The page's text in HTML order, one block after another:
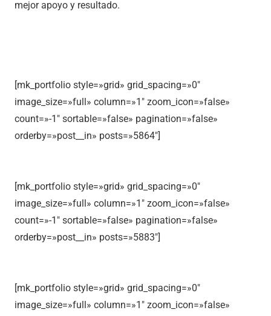
mejor apoyo y resultado.
[mk_portfolio style=»grid» grid_spacing=»0″
image_size=»full» column=»1″ zoom_icon=»false»
count=»-1″ sortable=»false» pagination=»false»
orderby=»post__in» posts=»5864″]
[mk_portfolio style=»grid» grid_spacing=»0″
image_size=»full» column=»1″ zoom_icon=»false»
count=»-1″ sortable=»false» pagination=»false»
orderby=»post__in» posts=»5883″]
[mk_portfolio style=»grid» grid_spacing=»0″
image_size=»full» column=»1″ zoom_icon=»false»